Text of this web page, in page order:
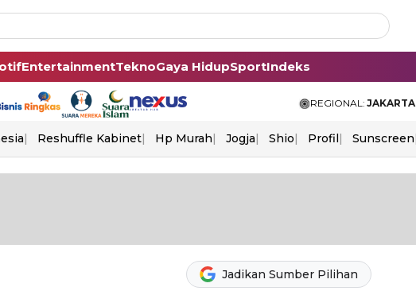
EntertainmentTeknoGaya HidupSportIndeks
REGIONAL: JAKARTA
Reshuffle Kabinet Hp Murah Jogja Shio Profil Sunscreen
Jadikan Sumber Pilihan